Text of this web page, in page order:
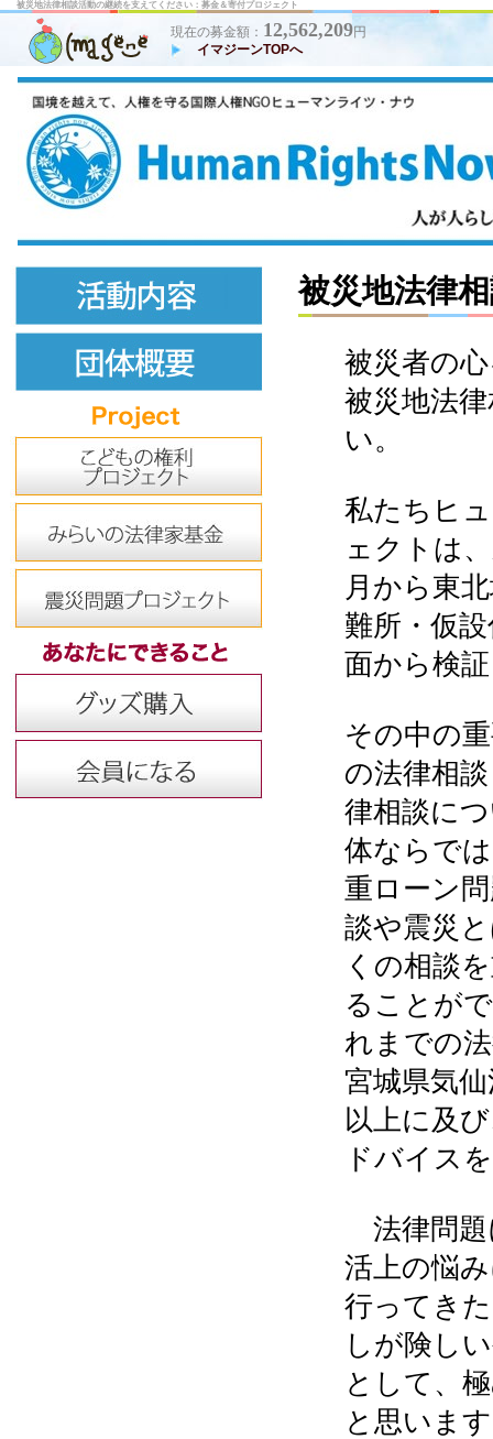
被災地法律相談活動の継続を支えてください：募金＆寄付プロジェクト
現在の募金額： 12,562,209円
イマジーンTOPへ
被災地法律
被災者の
被災地法
い。
私たちヒ
ェクトは
月から東
難所・仮
面から検
その中の
の法律相
律相談に
体ならで
重ローン
談や震災
くの相談
ることが
れまでの
宮城県気
以上に及
ドバイス
法律問題
活上の悩
行ってき
しが険し
として、
と思いま